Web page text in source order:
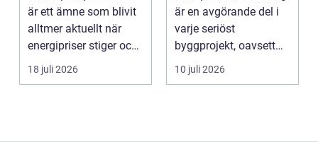
fastigheter
är ett ämne som blivit
alltmer aktuellt när
energipriser stiger och
fler vill sän...
18 juli 2026
är en avgörande del i
varje seriöst
byggprojekt, oavsett
om det handlar om en
10 juli 2026